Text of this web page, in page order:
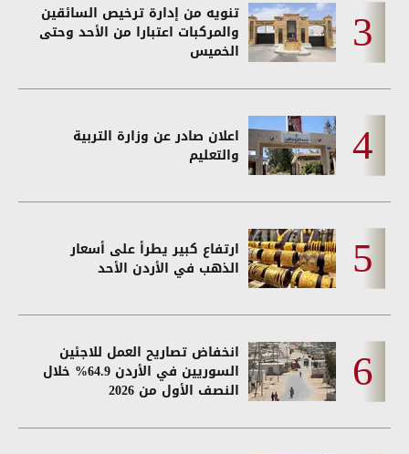
تنويه من إدارة ترخيص السائقين
والمركبات اعتبارا من الأحد وحتى
الخميس
اعلان صادر عن وزارة التربية
والتعليم
ارتفاع كبير يطرأ على أسعار
الذهب في الأردن الأحد
انخفاض تصاريح العمل للاجئين
السوريين في الأردن 64.9% خلال
النصف الأول من 2026